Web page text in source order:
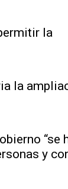
la
la
“se
y